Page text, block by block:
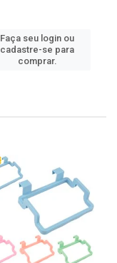
Faça seu login ou
cadastre-se para
comprar.